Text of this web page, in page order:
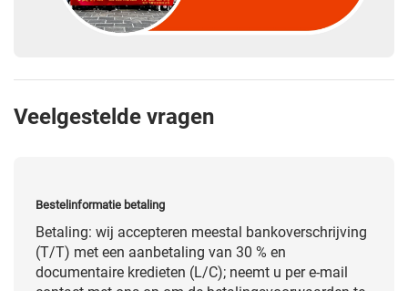
Veelgestelde vragen
Bestelinformatie betaling
Betaling: wij accepteren meestal bankoverschrijving
(T/T) met een aanbetaling van 30 % en
documentaire kredieten (L/C); neemt u per e-mail